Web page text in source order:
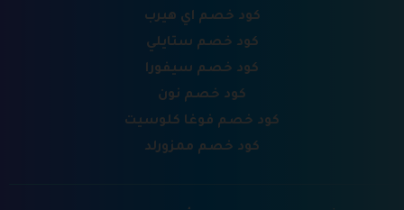
كود خصم اي هيرب
كود خصم ستايلي
كود خصم سيفورا
كود خصم نون
كود خصم فوغا كلوسيت
كود خصم ممزورلد